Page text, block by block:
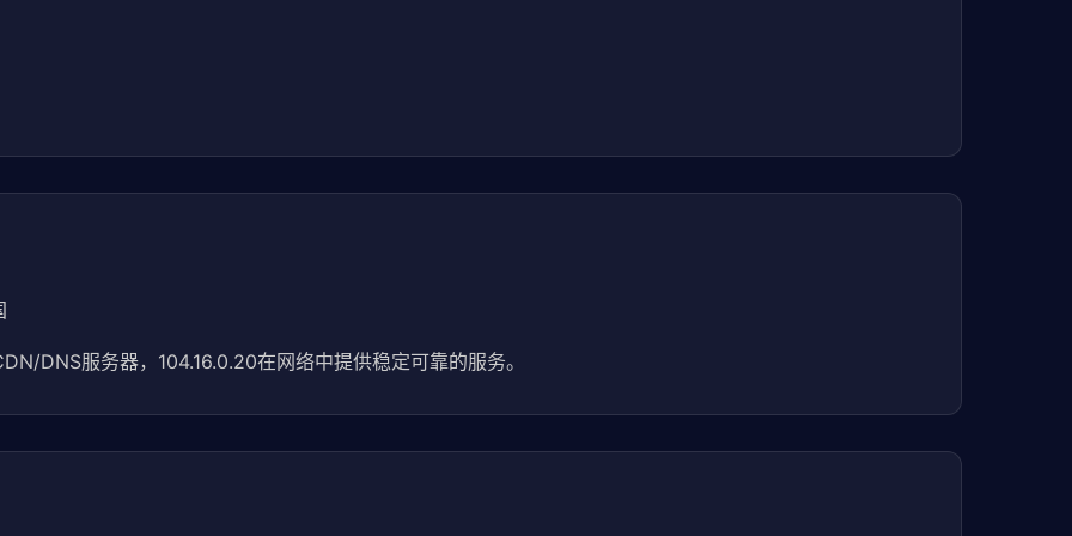
DNS服务器，104.16.0.20在网络中提供稳定可靠的服务。